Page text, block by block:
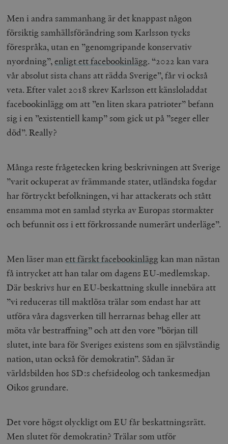
Men i andra sammanhang är det knappast någon
försiktig samhällsförändring som Karlsson tycks
förespråka, utan en ”genomgripande konservativ
nyordning”,enligt ett facebookinlägg. “2022 kan vara
vår absolut sista chans att rädda Sverige”, får vi också
veta. Efter valet 2018 skrev Karlsson ett känsloladdat
facebookinlägg om att ”en liten skara patrioter” befann
sig i en ”existentiell kamp” som gick ut på ”seger eller
död”. Really?
Många reste frågetecken kring beskrivningen att Sverige
”varit ockuperat av främmande stater, utländska fogdar
har förtryckt befolkningen, vi har attackerats och stått
ensamma mot en samlad styrka av Europas stormakter
och befunnit oss i ett förkrossande numerärt underläge”.
Men läser manett färskt facebookinläggkan man nästan
få intrycket att han talar om dagens EU-medlemskap.
Där beskrivs hur en EU-beskattning skulle innebära att
”vi reduceras till maktlösa trälar som endast har att
utföra våra dagsverken till herrarnas behag eller att
möta vår bestraffning” och att den vore ”början till
slutet, inte bara för Sveriges existens som en självständig
nation, utan också för demokratin”. Sådan är
världsbilden hos SD:s chefsideolog och tankesmedjan
Oikos grundare.
Det vore högst olyckligt om EU får beskattningsrätt.
Men slutet för demokratin? Trälar som utför